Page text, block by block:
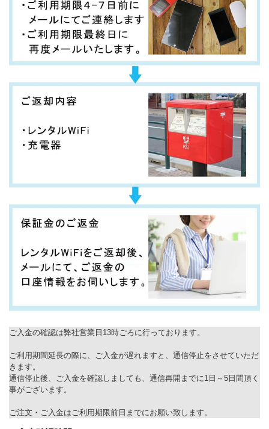
ご入金の確認は弊社営業日13時ごろに行っております。
ご利用期間延長の際に、ご入金が遅れますと、通信停止をさせていただ
きます。
通信停止後、ご入金を確認しましても、通信再開までに1日～5日間頂く
事がございます。
ご注文・ご入金はご利用期限前日までにお願い致します。